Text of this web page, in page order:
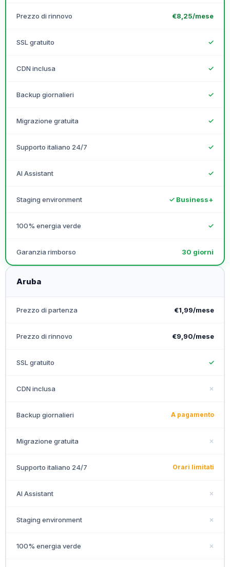
Prezzo di rinnovo €8,25/mese
SSL gratuito ✓
CDN inclusa ✓
Backup giornalieri ✓
Migrazione gratuita ✓
Supporto italiano 24/7 ✓
AI Assistant ✓
Staging environment ✓ Business+
100% energia verde ✓
Garanzia rimborso 30 giorni
Aruba
Prezzo di partenza €1,99/mese
Prezzo di rinnovo €9,90/mese
SSL gratuito ✓
CDN inclusa ✗
Backup giornalieri A pagamento
Migrazione gratuita ✗
Supporto italiano 24/7 Orari limitati
AI Assistant ✗
Staging environment ✗
100% energia verde ✗